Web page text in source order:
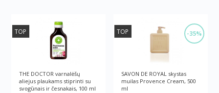
TOP
THE DOCTOR varnalėšų
aliejus plaukams stiprinti su
svogūnais ir česnakais, 100 ml
-35%
TOP
SAVON DE ROYAL skystas
muilas Provence Cream, 500
ml